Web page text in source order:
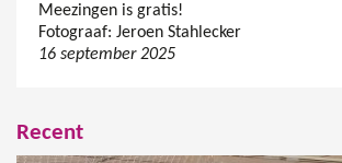
Meezingen is gratis!
Fotograaf: Jeroen Stahlecker
16 september 2025
Recent